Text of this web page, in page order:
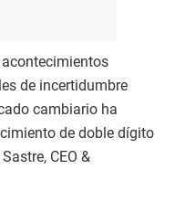
de incertidumbre
cambiario ha
de doble dígito
CEO &